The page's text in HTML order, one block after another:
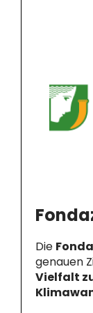
Die
genauen
Vielfalt